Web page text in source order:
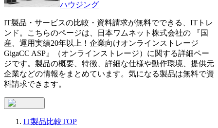
ハウジング
IT製品・サービスの比較・資料請求が無料でできる、ITトレ
ンド。こちらのページは、
日本ワムネット株式会社の 『国
産、運用実績20年以上！企業向けオンラインストレージ
GigaCC ASP 』（オンラインストレージ）に関する詳細ペー
ジです。製品の概要、特徴、詳細な仕様や動作環境、提供元
企業などの情報をまとめています。気になる製品は無料で資
料請求できます。
IT製品比較TOP